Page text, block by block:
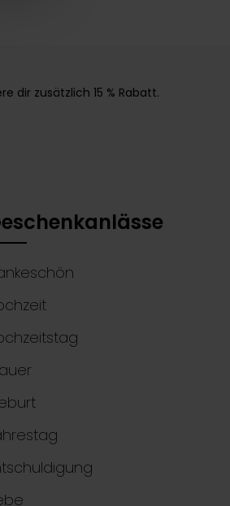
dir zusätzlich 15 % Rabatt.